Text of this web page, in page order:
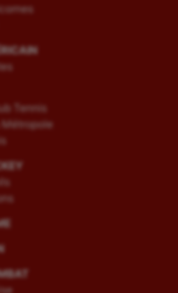
Tennis
Métropole